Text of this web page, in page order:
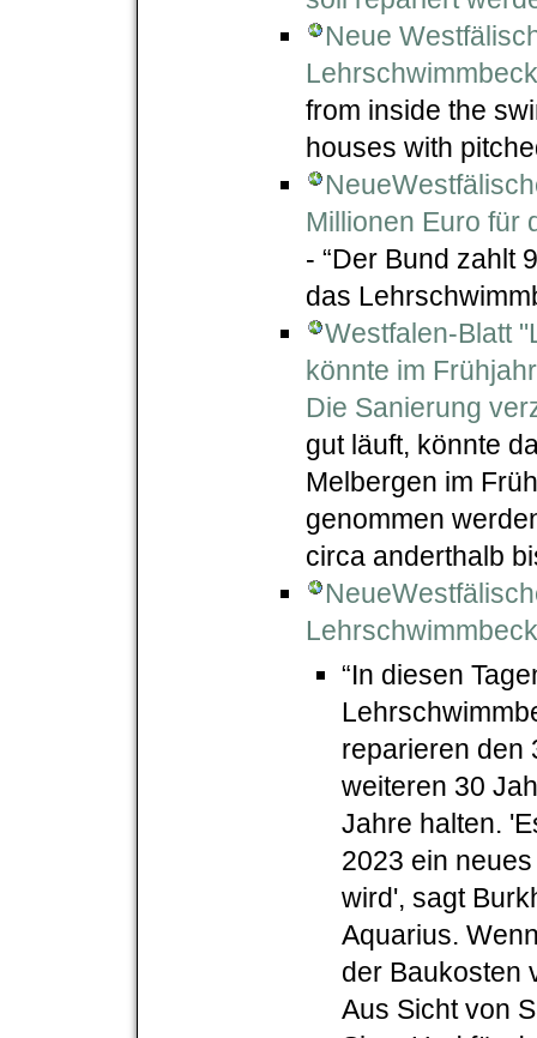
Neue
from inside the
houses with
Millionen Euro für
- “Der Bund zahlt
das
Westfalen-Blatt
könnte im
Die Sanierung
gut läuft, könnte
Melbergen im
genommen
circa anderthalb
“In diesen
reparieren den
weiteren 30
Jahre halten.
2023 ein
wird', sagt
Aquarius.
der Baukosten
Aus Sicht von